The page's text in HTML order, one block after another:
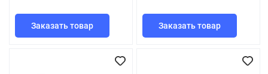
Заказать товар Заказать товар